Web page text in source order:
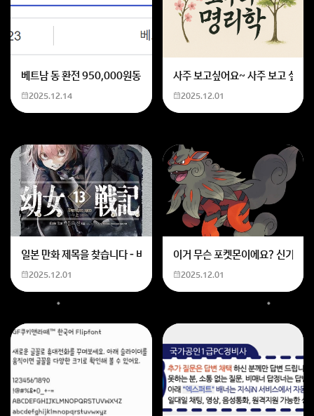
나무를 옆으로 눕힌 상태에서 못으로 박으세요.드릴말고
다이소에서 파는 긴못으로 박으면, 박히지않을까요?
회원가입 혹은 광고 [X]를 누르면 내용이 보입니다
베트남 동 환전 950,000원동 한화 계산할때0하나 빼고 나누기 2하면
2025.12.14
사주 보고싶어요~ 사주 보고 싶
2025.12.01
일본 만화 제목을 찾습니다 - 비행 마법 저격 여자 기억하기로는 위의 내
2025.12.01
이거 무슨 포켓몬이에요? 신기하
2025.12.01